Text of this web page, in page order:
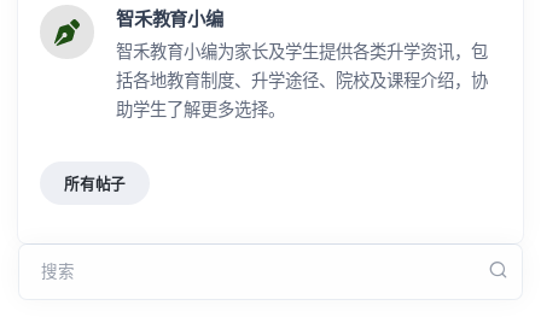
智禾教育小编
智禾教育小编为家长及学生提供各类升学资讯，包
括各地教育制度、升学途径、院校及课程介绍，协
助学生了解更多选择。
所有帖子
搜索